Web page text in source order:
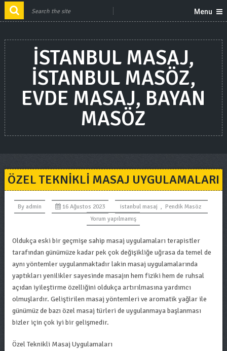
Menu
ISTANBUL MASAJ,
ISTANBUL MASÖZ,
EVDE MASAJ, BAYAN
MASÖZ
ÖZEL TEKNIKLI MASAJ UYGULAMALARI
By admin 16 Ağustos 2023 istanbul masaj , Pendik Masöz
Yorum yapılmamış
Oldukça eski bir geçmişe sahip masaj uygulamaları terapistler
tarafından günümüze kadar pek çok değişikliğe uğrasa da temel de
aynı yöntemler uygulanmaktadır lakin masaj uygulamalarında
yaptıkları yenilikler sayesinde masajın hem fiziki hem de ruhsal
açıdan iyileştirme özelliğini oldukça artırılmasına yardımcı
olmuşlardır. Geliştirilen masaj yöntemleri ve aromatik yağlar ile
günümüz de bazı özel masaj türleri de uygulanmaya başlanması
bizler için çok iyi bir gelişmedir.
Özel Teknikli Masaj Uygulamaları